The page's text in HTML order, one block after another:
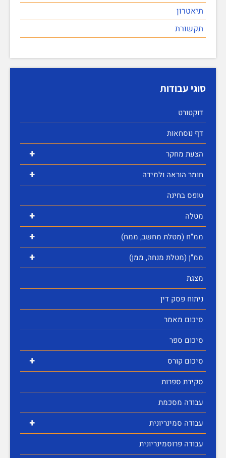
תיאטרון
תקשורת
סוגי עבודות
דוקטורט
דף נוסחאות
+ הצעת מחקר
+
חומר הוראה ולמידה
טופס בחינה
+ מטלה
+ ממ"ח (מטלת מחשב, ממח)
+
ממ"ן (מטלת מנחה, ממן)
מצגת
ניתוח פסק דין
סיכום מאמר
סיכום ספר
+
סיכום קורס
סקירת ספרות
עבודה מסכמת
+
עבודה סמינריונית
עבודה פרוסמינריונית